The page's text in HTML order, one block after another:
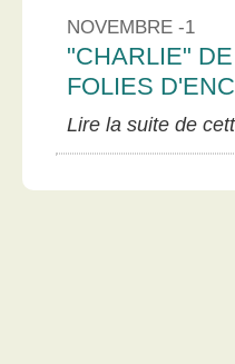
NOVEMBRE -1
"CHARLIE"
FOLIES
Lire la suite de